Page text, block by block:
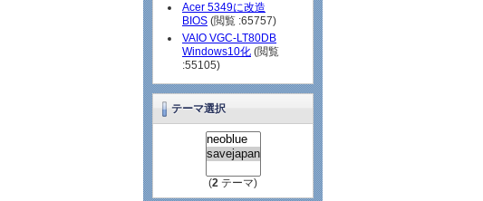
Acer 5349に改造
BIOS (閲覧 :65757)
VAIO VGC-LT80DB
Windows10化 (閲覧
:55105)
テーマ選択
(2 テーマ)